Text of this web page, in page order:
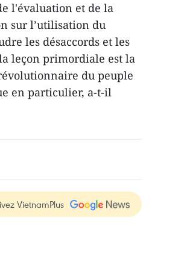
l'évaluation et de la
sur l’utilisation du
les désaccords et les
leçon primordiale est la
du peuple
en particulier, a-t-il
VietnamPlus